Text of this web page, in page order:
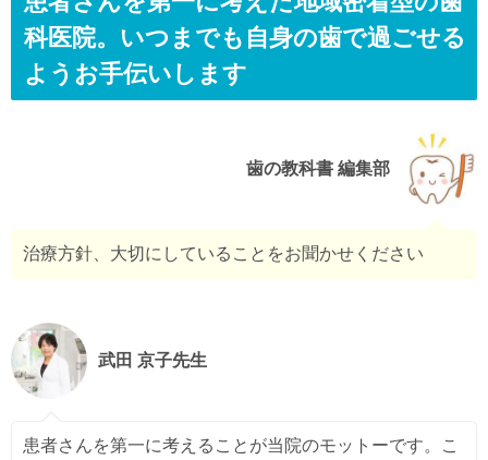
科医院。いつまでも自身の歯で過ごせる
ようお手伝いします
歯の教科書 編集部
治療方針、大切にしていることをお聞かせください
武田 京子先生
患者さんを第一に考えることが当院のモットーです。こ